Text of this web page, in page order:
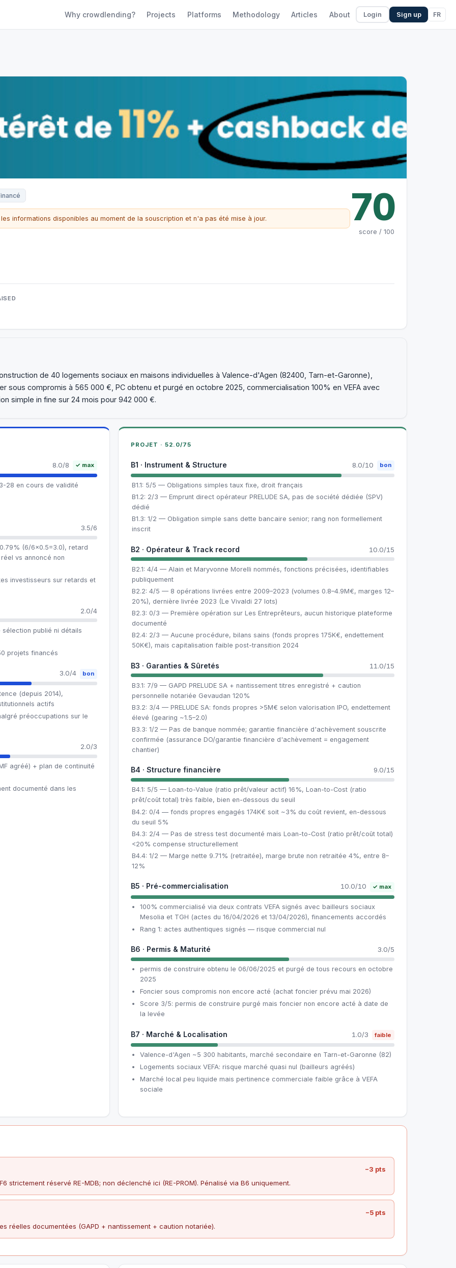
Why crowdlending? Projects Platforms Methodology Articles About Login Sign up FR
informations disponibles au moment de la souscription et n'a pas été mise à jour. 70
score / 100
de 40 logements sociaux en maisons individuelles à Valence-d'Agen (82400, Tarn-et-Garonne),
sous compromis à 565 000 €, PC obtenu et purgé en octobre 2025, commercialisation 100% en VEFA avec
simple in fine sur 24 mois pour 942 000 €.
8.0/8 ✓ max
28 en cours de validité
3.5/6
(6/6×0.5=3.0), retard
vs annoncé non
investisseurs sur retards et
2.0/4
publié ni détails
projets financés
3.0/4 bon
(depuis 2014),
actifs
préoccupations sur le
2.0/3
agréé) + plan de continuité
documenté dans les
PROJET · 52.0/75
B1 · Instrument & Structure 8.0/10 bon
B1.1: 5/5 — Obligations simples taux fixe, droit français
B1.2: 2/3 — Emprunt direct opérateur PRELUDE SA, pas de société dédiée (SPV)
dédié
B1.3: 1/2 — Obligation simple sans dette bancaire senior; rang non formellement
inscrit
B2 · Opérateur & Track record 10.0/15
B2.1: 4/4 — Alain et Maryvonne Morelli nommés, fonctions précisées, identifiables
publiquement
B2.2: 4/5 — 8 opérations livrées entre 2009–2023 (volumes 0.8–4.9M€, marges 12–
20%), dernière livrée 2023 (Le Vivaldi 27 lots)
B2.3: 0/3 — Première opération sur Les Entreprêteurs, aucun historique plateforme
documenté
B2.4: 2/3 — Aucune procédure, bilans sains (fonds propres 175K€, endettement
50K€), mais capitalisation faible post-transition 2024
B3 · Garanties & Sûretés 11.0/15
B3.1: 7/9 — GAPD PRELUDE SA + nantissement titres enregistré + caution
personnelle notariée Gevaudan 120%
B3.2: 3/4 — PRELUDE SA: fonds propres >5M€ selon valorisation IPO, endettement
élevé (gearing ~1.5–2.0)
B3.3: 1/2 — Pas de banque nommée; garantie financière d'achèvement souscrite
confirmée (assurance DO/garantie financière d'achèvement = engagement
chantier)
B4 · Structure financière 9.0/15
B4.1: 5/5 — Loan-to-Value (ratio prêt/valeur actif) 16%, Loan-to-Cost (ratio
prêt/coût total) très faible, bien en-dessous du seuil
B4.2: 0/4 — fonds propres engagés 174K€ soit ~3% du coût revient, en-dessous
du seuil 5%
B4.3: 2/4 — Pas de stress test documenté mais Loan-to-Cost (ratio prêt/coût total)
<20% compense structurellement
B4.4: 1/2 — Marge nette 9.71% (retraitée), marge brute non retraitée 4%, entre 8–
12%
B5 · Pré-commercialisation 10.0/10 ✓ max
100% commercialisé via deux contrats VEFA signés avec bailleurs sociaux
Mesolia et TGH (actes du 16/04/2026 et 13/04/2026), financements accordés
Rang 1: actes authentiques signés — risque commercial nul
B6 · Permis & Maturité 3.0/5
permis de construire obtenu le 06/06/2025 et purgé de tous recours en octobre
2025
Foncier sous compromis non encore acté (achat foncier prévu mai 2026)
Score 3/5: permis de construire purgé mais foncier non encore acté à date de
la levée
B7 · Marché & Localisation 1.0/3 faible
Valence-d'Agen ~5 300 habitants, marché secondaire en Tarn-et-Garonne (82)
Logements sociaux VEFA: risque marché quasi nul (bailleurs agréés)
Marché local peu liquide mais pertinence commerciale faible grâce à VEFA
sociale
−3 pts
strictement réservé RE-MDB; non déclenché ici (RE-PROM). Pénalisé via B6 uniquement.
−5 pts
réelles documentées (GAPD + nantissement + caution notariée).